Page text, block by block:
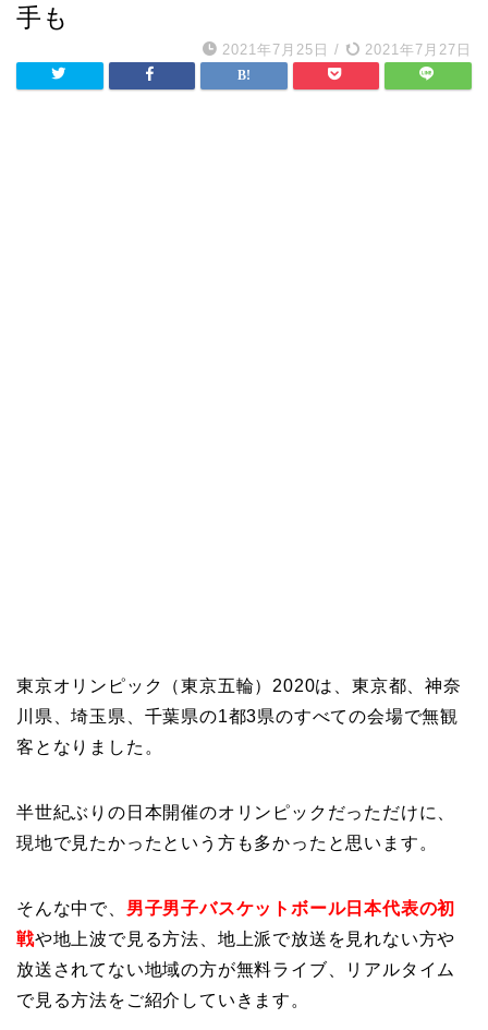
手も
2021年7月25日 / 2021年7月27日
東京オリンピック（東京五輪）2020は、東京都、神奈
川県、埼玉県、千葉県の1都3県のすべての会場で無観
客となりました。
半世紀ぶりの日本開催のオリンピックだっただけに、
現地で見たかったという方も多かったと思います。
そんな中で、 男子男子バスケットボール日本代表の初
戦や地上波で見る方法、地上派で放送を見れない方や
放送されてない地域の方が無料ライブ、リアルタイム
で見る方法をご紹介していきます。